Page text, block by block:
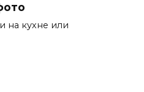
на кухне или